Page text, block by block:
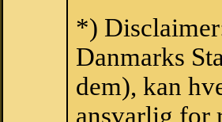
*)
Danmarks
dem), kan
ansvarlig for